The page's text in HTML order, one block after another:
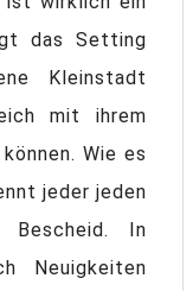
das Setting
Kleinstadt
mit ihrem
Wie es
jeder jeden
In
Neuigkeiten